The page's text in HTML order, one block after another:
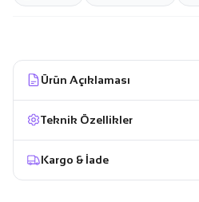
Ürün Açıklaması
Teknik Özellikler
Kargo & İade